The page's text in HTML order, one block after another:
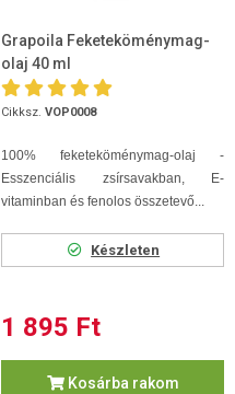
Grapoila Feketeköménymag-
olaj 40 ml
Cikksz. VOP0008
100% feketeköménymag-olaj -
Esszenciális zsírsavakban, E-
vitaminban és fenolos összetevő...
Készleten
1 895 Ft
Kosárba rakom